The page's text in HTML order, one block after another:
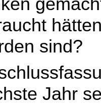
sind?
Jahr